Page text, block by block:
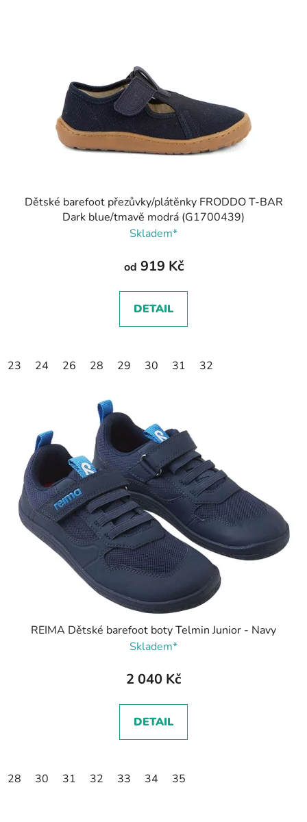
Dětské barefoot přezůvky/plátěnky FRODDO T-BAR
Dark blue/tmavě modrá (G1700439)
Skladem*
od 919 Kč
DETAIL
23 24 26 28 29 30 31 32
REIMA Dětské barefoot boty Telmin Junior - Navy
Skladem*
2 040 Kč
DETAIL
28 30 31 32 33 34 35